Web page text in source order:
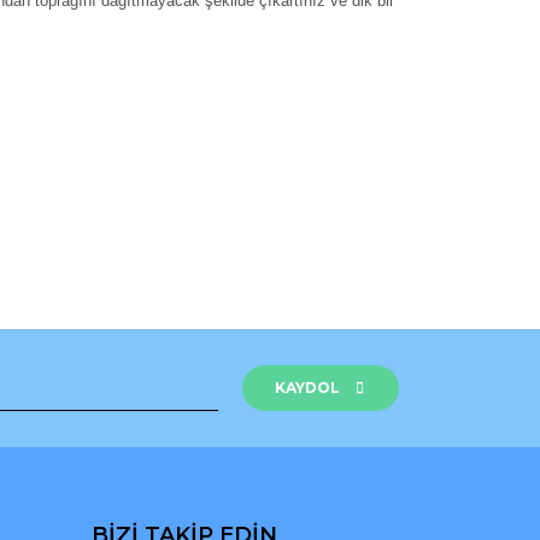
tarafımıza iletebilirsiniz.
KAYDOL